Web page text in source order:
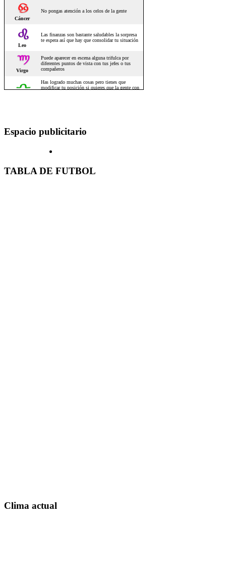
Espacio publicitario
TABLA DE FUTBOL
Clima actual